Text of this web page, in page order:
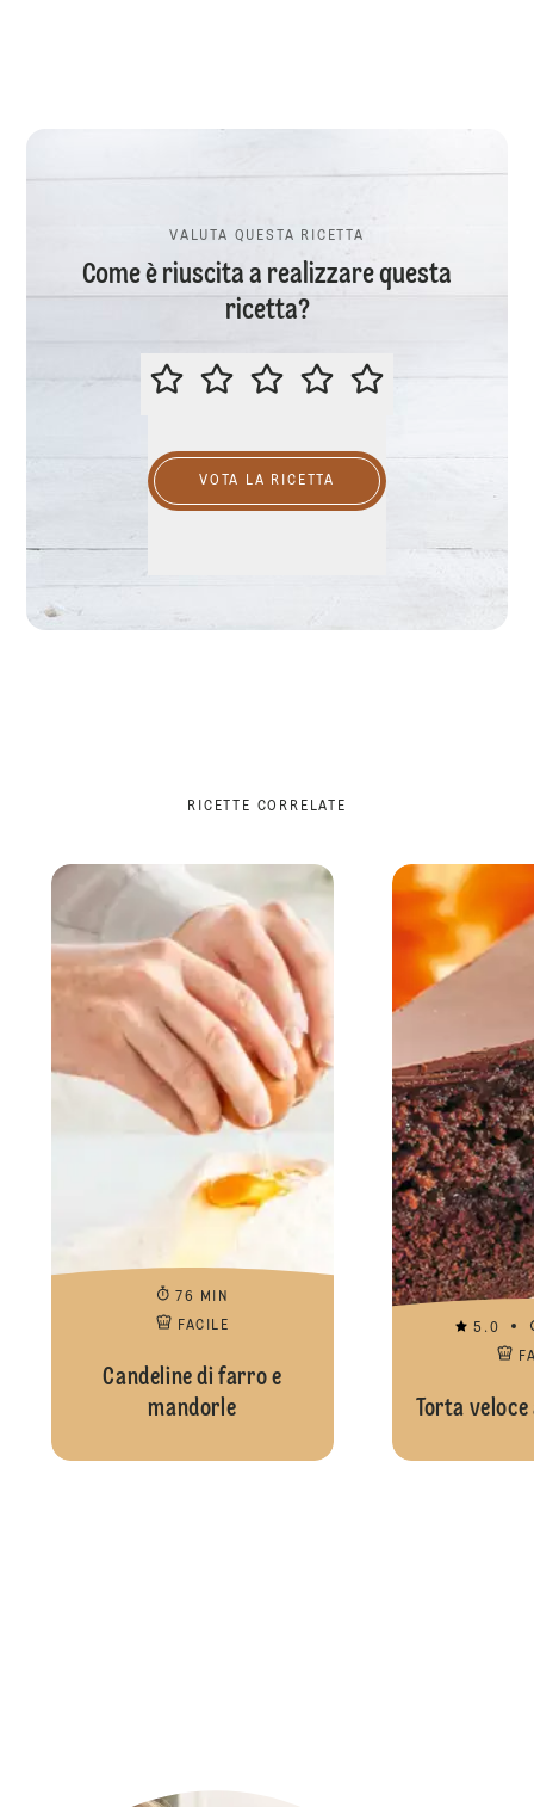
VALUTA QUESTA RICETTA
Come è riuscita a realizzare questa
ricetta?
VALUTA QUESTA RICETTA
VOTA LA RICETTA
RICETTE CORRELATE
76 MIN
FACILE
Candeline di farro e
mandorle
5.0
Torta